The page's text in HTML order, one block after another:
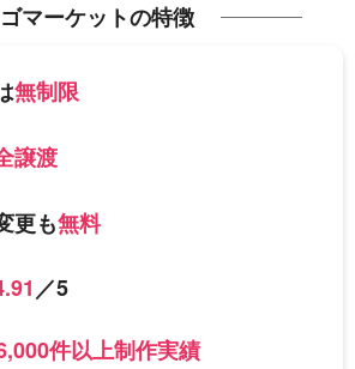
マーケットの特徴
無制限
譲渡
更も無料
／5
件以上制作実績